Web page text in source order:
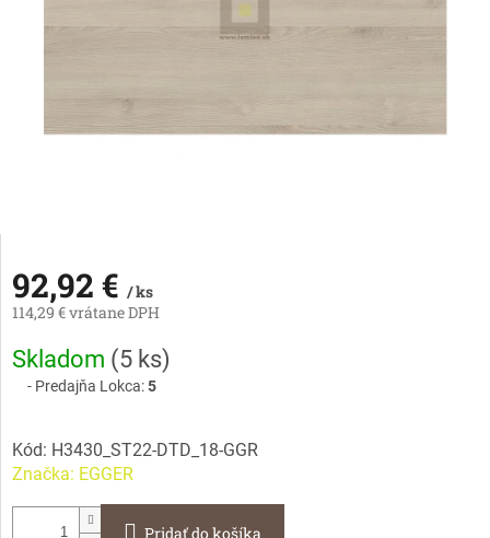
92,92 € / ks
114,29 € vrátane DPH
Jednotková
cena:
Skladom (5 ks)
Predajňa Lokca:5
Kód: H3430_ST22-DTD_18-GGR
Značka: EGGER
Pridať do košíka